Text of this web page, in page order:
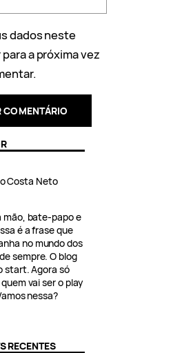
dados neste
a próxima vez
Costa Neto
mão, bate-papo e
é a frase que
no mundo dos
sempre. O blog
start. Agora só
vai ser o play
nessa?
RECENTES